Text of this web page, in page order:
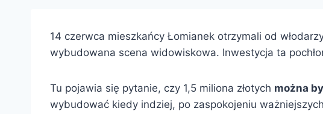
14 czerwca mieszkańcy Łomianek otrzymali od
wybudowana scena widowiskowa. Inwestycja ta
Tu pojawia się pytanie, czy 1,5 miliona złotych można
wybudować kiedy indziej, po zaspokojeniu